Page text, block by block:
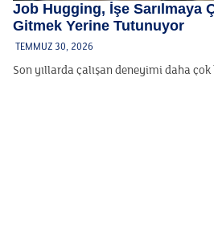
Job Hugging, İşe Sarılmaya
Gitmek Yerine Tutunuyor
TEMMUZ 30, 2026
Son yıllarda çalışan deneyimi daha çok